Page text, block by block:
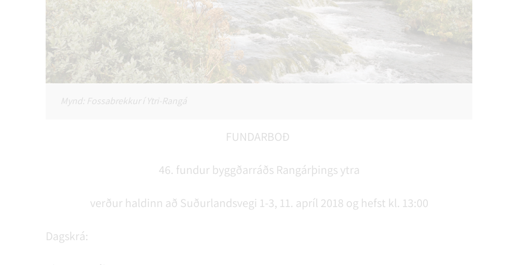
Mynd: Fossabrekkur í Ytri-Rangá
FUNDARBOÐ
46. fundur byggðarráðs Rangárþings ytra
verður haldinn að Suðurlandsvegi 1-3, 11. apríl 2018 og hefst kl. 13:00
Dagskrá: